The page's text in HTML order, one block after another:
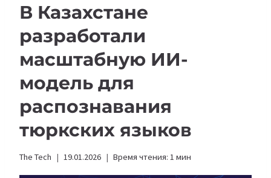
В Казахстане
разработали
масштабную ИИ-
модель для
распознавания
тюркских языков
The Tech 19.01.2026 Время чтения: 1 мин